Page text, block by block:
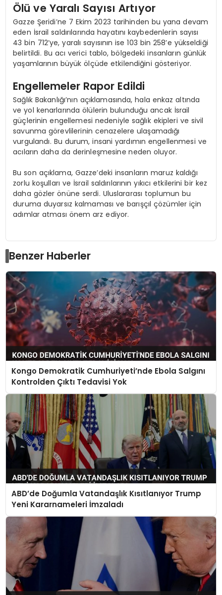
Ölü ve Yaralı Sayısı Artıyor
Gazze Şeridi’ne 7 Ekim 2023 tarihinden bu yana devam
eden İsrail saldırılarında hayatını kaybedenlerin sayısı
43 bin 712’ye, yaralı sayısının ise 103 bin 258’e yükseldiği
belirtildi. Bu acı verici tablo, bölgedeki insanların günlük
yaşamlarının büyük ölçüde etkilendiğini gösteriyor.
Engellemeler Rapor Edildi
Sağlık Bakanlığı’nın açıklamasında, hala enkaz altında
ve yol kenarlarında ölülerin bulunduğu ancak İsrail
güçlerinin engellemesi nedeniyle sağlık ekipleri ve sivil
savunma görevlilerinin cenazelere ulaşamadığı
vurgulandı. Bu durum, insani yardımın engellenmesi ve
acıların daha da derinleşmesine neden oluyor.
Bu son açıklama, Gazze’deki insanların maruz kaldığı
zorlu koşulları ve İsrail saldırılarının yıkıcı etkilerini bir kez
daha gözler önüne serdi. Uluslararası toplumun bu
duruma duyarsız kalmaması ve barışçıl çözümler için
adımlar atması önem arz ediyor.
Benzer Haberler
Kongo Demokratik Cumhuriyeti’nde Ebola Salgını
Kontrolden Çıktı Tedavisi Yok
ABD’de Doğumla Vatandaşlık Kısıtlanıyor Trump
Yeni Kararnameleri İmzaladı